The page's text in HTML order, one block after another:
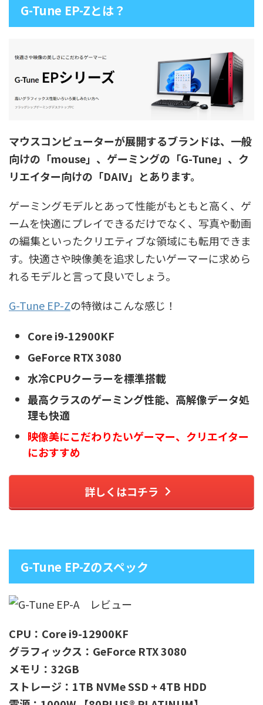
G-Tune EP-Zとは？
マウスコンピューターが展開するブランドは、一般
向けの「mouse」、ゲーミングの「G-Tune」、ク
リエイター向けの「DAIV」とあります。
ゲーミングモデルとあって性能がもともと高く、ゲ
ームを快適にプレイできるだけでなく、写真や動画
の編集といったクリエティブな領域にも転用できま
す。快適さや映像美を追求したいゲーマーに求めら
れるモデルと言って良いでしょう。
G-Tune EP-Zの特徴はこんな感じ！
Core i9-12900KF
GeForce RTX 3080
水冷CPUクーラーを標準搭載
最高クラスのゲーミング性能、高解像データ処
理も快適
映像美にこだわりたいゲーマー、クリエイター
におすすめ
詳しくはコチラ
G-Tune EP-Zのスペック
CPU：Core i9-12900KF
グラフィックス：GeForce RTX 3080
メモリ：32GB
ストレージ：1TB NVMe SSD + 4TB HDD